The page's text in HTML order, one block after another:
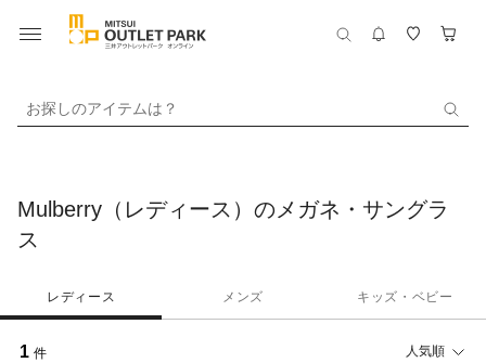
お探しのアイテムは？
Mulberry（レディース）のメガネ・サングラ
ス
レディース メンズ キッズ・ベビー
1 件 人気順